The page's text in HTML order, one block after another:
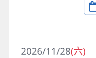
2026/11/28(六)